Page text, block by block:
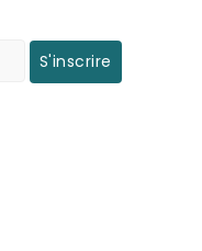
S'inscrire